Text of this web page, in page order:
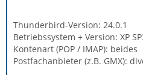
Thunderbird-Version: 24.0.1
Betriebssystem + Version: XP
Kontenart (POP / IMAP): beides
Postfachanbieter (z.B. GMX):